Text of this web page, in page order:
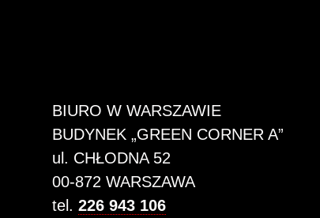
BIURO W WARSZAWIE
BUDYNEK „GREEN CORNER A”
ul. CHŁODNA 52
00-872 WARSZAWA
tel.226 943 106